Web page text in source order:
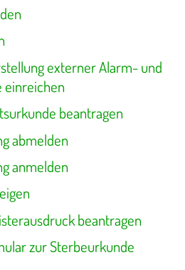
externer Alarm- und
einreichen
beantragen
abmelden
anmelden
beantragen
zur Sterbeurkunde